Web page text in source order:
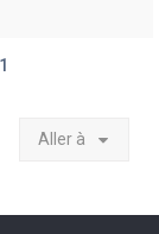
1
Aller à